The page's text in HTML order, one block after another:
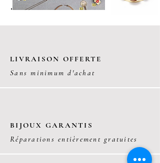
LIVRAISON OFFERTE
Sans minimum d'achat
BIJOUX GARANTIS
Réparations entièrement gratuites